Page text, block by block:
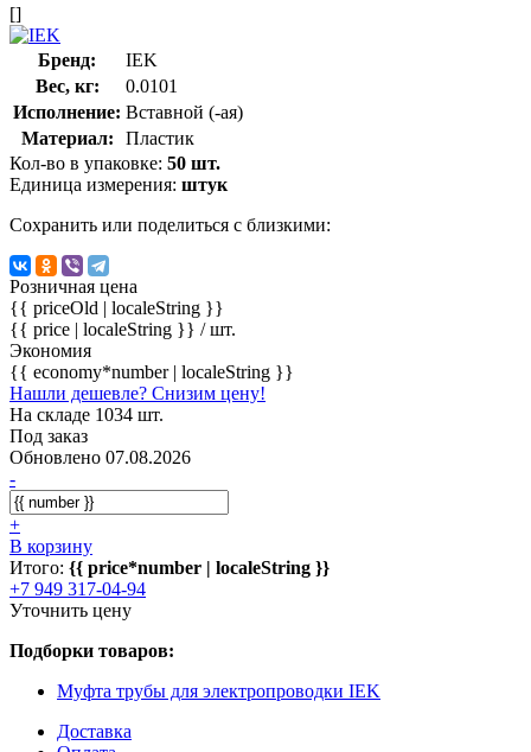
[]
Бренд:
IEK
Вес, кг:
0.0101
Исполнение: Вставной (-ая)
Материал:
Пластик
Кол-во в упаковке: 50 шт.
Единица измерения: штук
Сохранить или поделиться с близкими:
Розничная цена
{{ priceOld | localeString }}
{{ price | localeString }} / шт.
Экономия
{{ economy*number | localeString }}
Нашли дешевле? Снизим цену!
На складе 1034 шт.
Под заказ
Обновлено 07.08.2026
-
+
В корзину
Итого: {{ price*number | localeString }}
+7 949 317-04-94
Уточнить цену
Подборки товаров:
Муфта трубы для электропроводки IEK
Доставка